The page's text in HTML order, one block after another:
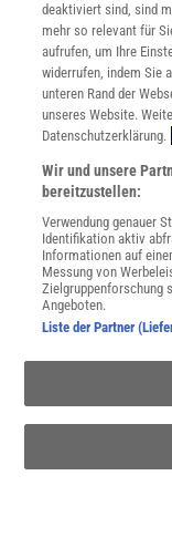
Für Sie im
WEITERE
Spektrum
deaktiviert sind, sind
mehr so relevant für
aufrufen, um Ihre
widerrufen, indem Sie
unteren Rand der
unseres Website.
Datenschutzerklärung.
Wir und unsere
bereitzustellen:
Verwendung genauer
Identifikation aktiv
Informationen auf
Messung von
Zielgruppenforschung
Angeboten.
Liste der Partner